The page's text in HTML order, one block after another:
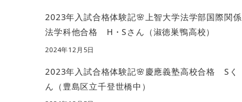
2023年入試合格体験記🌸上智大学法学部国際関係
法学科他合格 H・Sさん（淑徳巣鴨高校）
2024年12月5日
2023年入試合格体験記🌸慶應義塾高校合格 Sく
ん（豊島区立千登世橋中）